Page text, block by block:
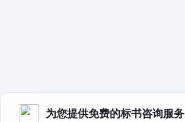
为您提供免费的标书咨询服务